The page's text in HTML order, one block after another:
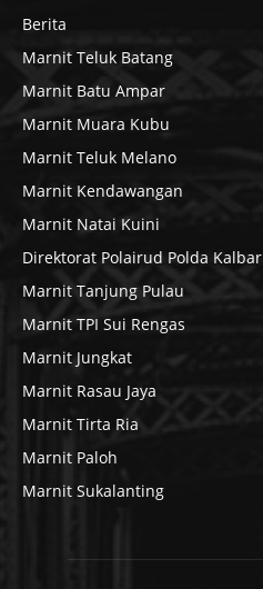
Berita
Marnit Teluk Batang
Marnit Batu Ampar
Marnit Muara Kubu
Marnit Teluk Melano
Marnit Kendawangan
Marnit Natai Kuini
Direktorat Polairud Polda Kalbar
Marnit Tanjung Pulau
Marnit TPI Sui Rengas
Marnit Jungkat
Marnit Rasau Jaya
Marnit Tirta Ria
Marnit Paloh
Marnit Sukalanting